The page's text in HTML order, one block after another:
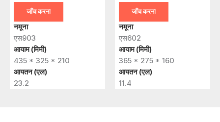
जाँच करना
नमूना
एस903
आयाम (मिमी)
435 * 325 * 210
आयतन (एल)
23.2
जाँच करना
नमूना
एस602
आयाम (मिमी)
365 * 275 * 160
आयतन (एल)
11.4